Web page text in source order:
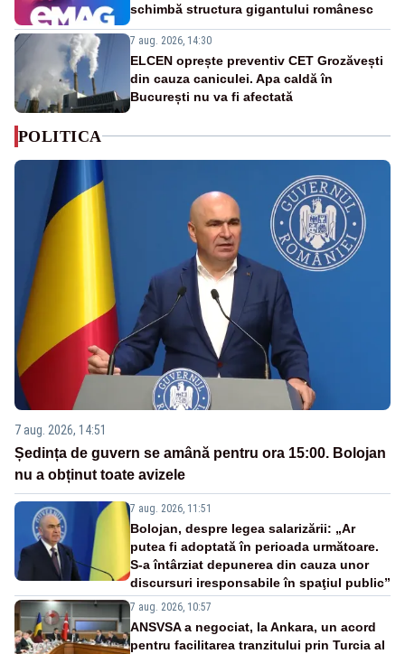
schimbă structura gigantului românesc
7 aug. 2026, 14:30
ELCEN oprește preventiv CET Grozăvești
din cauza caniculei. Apa caldă în
București nu va fi afectată
POLITICA
7 aug. 2026, 14:51
Ședința de guvern se amână pentru ora 15:00. Bolojan
nu a obținut toate avizele
7 aug. 2026, 11:51
Bolojan, despre legea salarizării: „Ar
putea fi adoptată în perioada următoare.
S-a întârziat depunerea din cauza unor
discursuri iresponsabile în spaţiul public”
7 aug. 2026, 10:57
ANSVSA a negociat, la Ankara, un acord
pentru facilitarea tranzitului prin Turcia al